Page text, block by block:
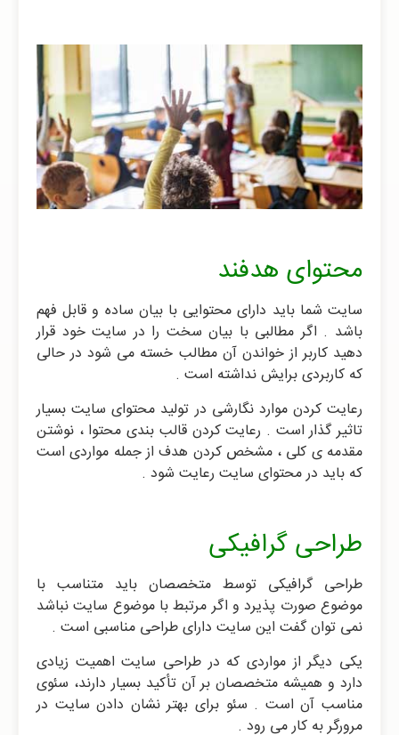
محتوای هدفند
سایت شما باید دارای محتوایی با بیان ساده و قابل فهم
باشد . اگر مطالبی با بیان سخت را در سایت خود قرار
دهید کاربر از خواندن آن مطالب خسته می شود در حالی
که کاربردی برایش نداشته است .
رعایت کردن موارد نگارشی در تولید محتوای سایت بسیار
تاثیر گذار است . رعایت کردن قالب بندی محتوا ، نوشتن
مقدمه ی کلی ، مشخص کردن هدف از جمله مواردی است
که باید در محتوای سایت رعایت شود .
طراحی گرافیکی
طراحی گرافیکی توسط متخصصان باید متناسب با
موضوع صورت پذیرد و اگر مرتبط با موضوع سایت نباشد
نمی توان گفت این سایت دارای طراحی مناسبی است .
یکی دیگر از مواردی که در طراحی سایت اهمیت زیادی
دارد و همیشه متخصصان بر آن تأکید بسیار دارند، سئوی
مناسب آن است . سئو برای بهتر نشان دادن سایت در
مرورگر به کار می رود .